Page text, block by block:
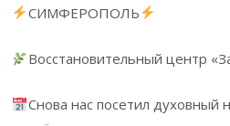
СИМФЕРОПОЛЬ
Восстановительный центр
Снова нас посетил